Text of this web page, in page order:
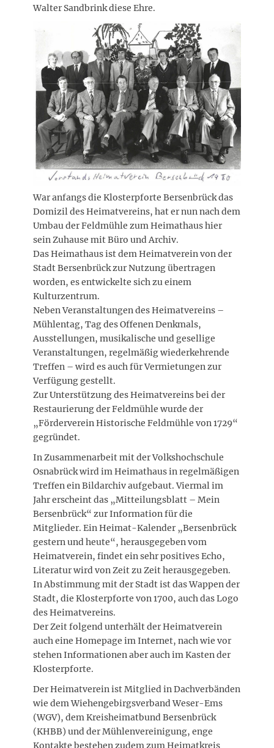
Walter Sandbrink diese Ehre.
War anfangs die Klosterpforte Bersenbrück das
Domizil des Heimatvereins, hat er nun nach dem
Umbau der Feldmühle zum Heimathaus hier
sein Zuhause mit Büro und Archiv.
Das Heimathaus ist dem Heimatverein von der
Stadt Bersenbrück zur Nutzung übertragen
worden, es entwickelte sich zu einem
Kulturzentrum.
Neben Veranstaltungen des Heimatvereins –
Mühlentag, Tag des Offenen Denkmals,
Ausstellungen, musikalische und gesellige
Veranstaltungen, regelmäßig wiederkehrende
Treffen – wird es auch für Vermietungen zur
Verfügung gestellt.
Zur Unterstützung des Heimatvereins bei der
Restaurierung der Feldmühle wurde der
„Förderverein Historische Feldmühle von 1729“
gegründet.
In Zusammenarbeit mit der Volkshochschule
Osnabrück wird im Heimathaus in regelmäßigen
Treffen ein Bildarchiv aufgebaut. Viermal im
Jahr erscheint das „Mitteilungsblatt – Mein
Bersenbrück“ zur Information für die
Mitglieder. Ein Heimat-Kalender „Bersenbrück
gestern und heute“, herausgegeben vom
Heimatverein, findet ein sehr positives Echo,
Literatur wird von Zeit zu Zeit herausgegeben.
In Abstimmung mit der Stadt ist das Wappen der
Stadt, die Klosterpforte von 1700, auch das Logo
des Heimatvereins.
Der Zeit folgend unterhält der Heimatverein
auch eine Homepage im Internet, nach wie vor
stehen Informationen aber auch im Kasten der
Klosterpforte.
Der Heimatverein ist Mitglied in Dachverbänden
wie dem Wiehengebirgsverband Weser-Ems
(WGV), dem Kreisheimatbund Bersenbrück
(KHBB) und der Mühlenvereinigung, enge